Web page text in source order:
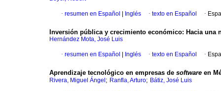
· resumen en Español Inglés · texto en Español ·
Inversión pública y crecimiento económico: Hacia una
Hernández Mota, José Luis
· resumen en Español Inglés · texto en Español ·
Aprendizaje tecnológico en empresas de software en
Rivera, Miguel Ángel ; Ranfla, Arturo; Bátiz, José Luis